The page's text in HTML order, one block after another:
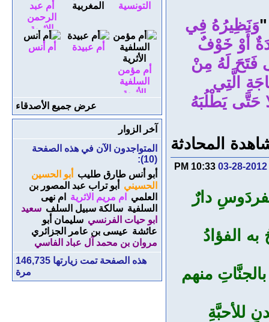
"وَنَظِيرُهُ فِي
أَوْ خَوْفٌ
فَتَحَ لَهُ مِنْ
الَّتِي
حَتَّى يَطْلُبَهُ
المحادثة
03-28-2012
10:33 PM
دارٌ
الفؤادُ
منهم
للأحبَّةِ
التونسية
المغربية
أم عبد
الرحمن
الاثرية
أم مؤمن
السلفية
الأثرية
أم عبيدة أم أنس
عرض جميع الأصدقاء
آخر الزوار
المتواجدون الآن في هذه الصفحة
(10):
أبو أنس طارق طليب
أبو الحسين
الحسيني
أبو تراب عبد المصور بن
العلمي
ام مريم الاثرية
ام نهى
السلفية سالكة سبيل السلف سعيد
ابو حيات الفرنسي سليمان أبو
عائشة عيسى بن عامر الجزائري
مروان بن محمد آل عباد الفاسي
هذه الصفحة تمت زيارتها 146,735
مرة